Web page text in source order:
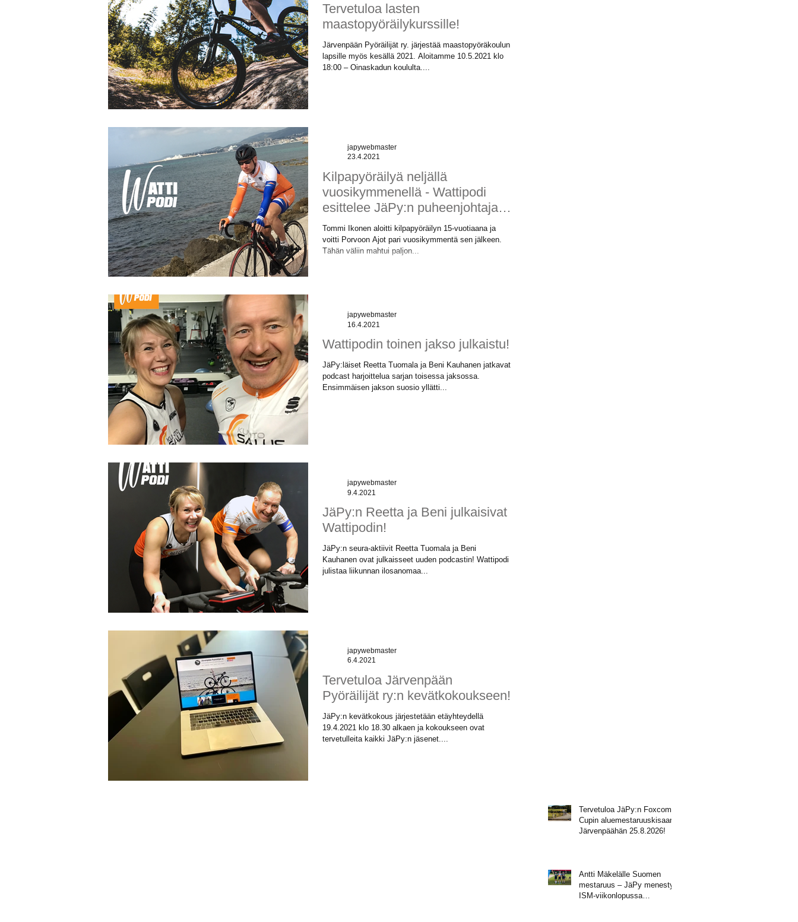
Tervetuloa lasten
maastopyöräilykurssille!
Järvenpään Pyöräilijät ry. järjestää maastopyöräkoulun
lapsille myös kesällä 2021. Aloitamme 10.5.2021 klo
18:00 – Oinaskadun koululta....
Kilpapyöräilyä neljällä
vuosikymmenellä - Wattipodi
esittelee JäPy:n puheenjohtajan
Tommi Ikosen
Tommi Ikonen aloitti kilpapyöräilyn 15-vuotiaana ja
voitti Porvoon Ajot pari vuosikymmentä sen jälkeen.
Tähän väliin mahtui paljon...
japywebmaster
23.4.2021
Wattipodin toinen jakso julkaistu!
JäPy:läiset Reetta Tuomala ja Beni Kauhanen jatkavat
podcast harjoittelua sarjan toisessa jaksossa.
Ensimmäisen jakson suosio yllätti...
japywebmaster
16.4.2021
JäPy:n Reetta ja Beni julkaisivat
Wattipodin!
JäPy:n seura-aktiivit Reetta Tuomala ja Beni
Kauhanen ovat julkaisseet uuden podcastin! Wattipodi
julistaa liikunnan ilosanomaa...
japywebmaster
9.4.2021
Tervetuloa Järvenpään
Pyöräilijät ry:n kevätkokoukseen!
JäPy:n kevätkokous järjestetään etäyhteydellä
19.4.2021 klo 18.30 alkaen ja kokoukseen ovat
tervetulleita kaikki JäPy:n jäsenet....
japywebmaster
6.4.2021
Tervetuloa JäPy:n Foxcomp
Cupin aluemestaruuskisaan
Järvenpäähän 25.8.2026!
Antti Mäkelälle Suomen
mestaruus – JäPy menestyi
ISM-viikonlopussa